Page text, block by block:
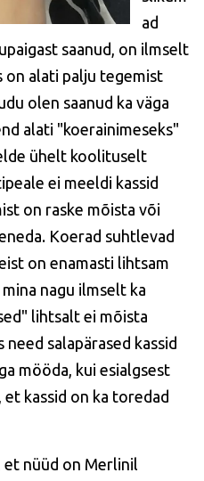
ad
saanud, on ilmselt
on alati palju tegemist
olen saanud ka väga
alati "koerainimeseks"
ühelt koolituselt
ei meeldi kassid
on raske mõista või
Koerad suhtlevad
on enamasti lihtsam
nagu ilmselt ka
lihtsalt ei mõista
need salapärased kassid
mööda, kui esialgsest
kassid on ka toredad
et nüüd on Merlinil